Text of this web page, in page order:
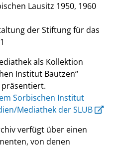
Lausitz 1950, 1960
der Stiftung für das
als Kollektion
Institut Bautzen“
Sorbischen Institut
Mediathek der SLUB
verfügt über einen
von denen